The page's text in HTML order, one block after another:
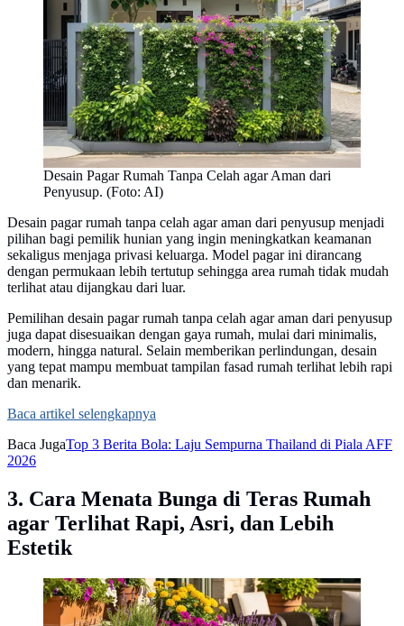
Desain Pagar Rumah Tanpa Celah agar Aman dari
Penyusup. (Foto: AI)
Desain pagar rumah tanpa celah agar aman dari penyusup menjadi
pilihan bagi pemilik hunian yang ingin meningkatkan keamanan
sekaligus menjaga privasi keluarga. Model pagar ini dirancang
dengan permukaan lebih tertutup sehingga area rumah tidak mudah
terlihat atau dijangkau dari luar.
Pemilihan desain pagar rumah tanpa celah agar aman dari penyusup
juga dapat disesuaikan dengan gaya rumah, mulai dari minimalis,
modern, hingga natural. Selain memberikan perlindungan, desain
yang tepat mampu membuat tampilan fasad rumah terlihat lebih rapi
dan menarik.
Baca artikel selengkapnya
Baca JugaTop 3 Berita Bola: Laju Sempurna Thailand di Piala AFF
2026
3. Cara Menata Bunga di Teras Rumah
agar Terlihat Rapi, Asri, dan Lebih
Estetik